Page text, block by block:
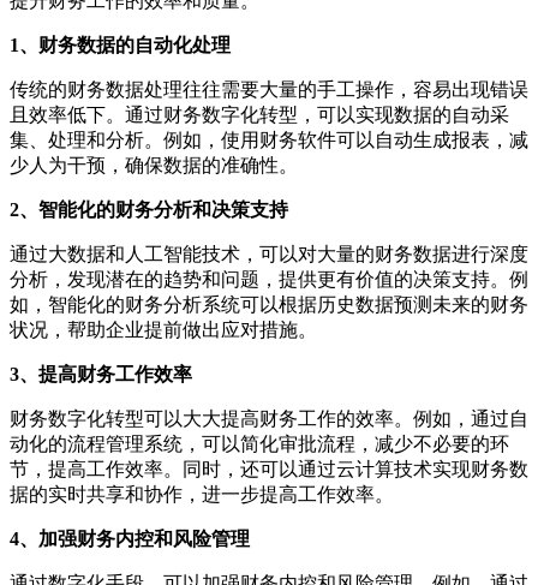
1、财务数据的自动化处理
传统的财务数据处理往往需要大量的手工操作，容易出现错误
且效率低下。通过财务数字化转型，可以实现数据的自动采
集、处理和分析。例如，使用财务软件可以自动生成报表，减
少人为干预，确保数据的准确性。
2、智能化的财务分析和决策支持
通过大数据和人工智能技术，可以对大量的财务数据进行深度
分析，发现潜在的趋势和问题，提供更有价值的决策支持。例
如，智能化的财务分析系统可以根据历史数据预测未来的财务
状况，帮助企业提前做出应对措施。
3、提高财务工作效率
财务数字化转型可以大大提高财务工作的效率。例如，通过自
动化的流程管理系统，可以简化审批流程，减少不必要的环
节，提高工作效率。同时，还可以通过云计算技术实现财务数
据的实时共享和协作，进一步提高工作效率。
4、加强财务内控和风险管理